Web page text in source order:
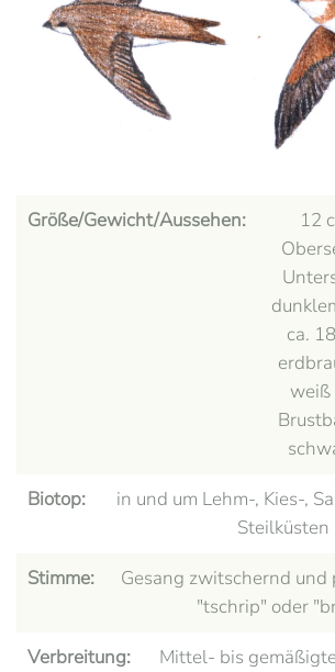
Ansehen
Größe/Gewicht/Aussehen:
12
ca.
weiß
Biotop:
in und um Lehm-, Kies-,
Steilküsten
Stimme:
Gesang zwitschernd
"tschrip" oder
Verbreitung:
Mittel- bis